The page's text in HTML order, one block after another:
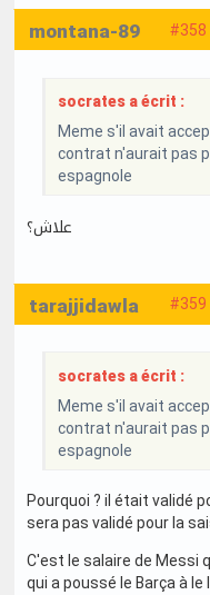
#358
montana-89
socrates a écrit :
Meme s'il avait
contrat n'aurait pas
espagnole
علاش؟
#359
tarajjidawla
socrates a écrit :
Meme s'il avait
contrat n'aurait pas
espagnole
Pourquoi ? il était validé
sera pas validé pour la
C'est le salaire de Messi
qui a poussé le Barça à